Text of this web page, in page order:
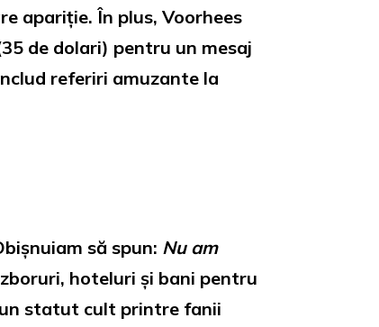
apariție. În plus, Voorhees
de dolari) pentru un mesaj
referiri amuzante la
să spun: Nu am
hoteluri și bani pentru
statut cult printre fanii